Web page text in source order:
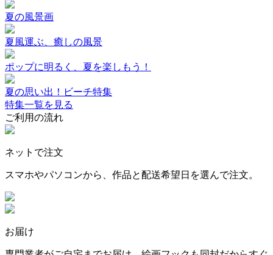
夏の風景画
夏風運ぶ、癒しの風景
ポップに明るく、夏を楽しもう！
夏の思い出！ビーチ特集
特集一覧を見る
ご利用の流れ
ネットで注文
スマホやパソコンから、作品と配送希望日を選んで注文。
お届け